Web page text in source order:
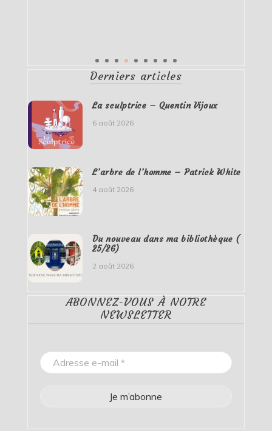
Derniers articles
La sculptrice – Quentin Vijoux
6 août 2026
L’arbre de l’homme – Patrick White
4 août 2026
Du nouveau dans ma bibliothèque (
25/26)
2 août 2026
ABONNEZ-VOUS À NOTRE
NEWSLETTER